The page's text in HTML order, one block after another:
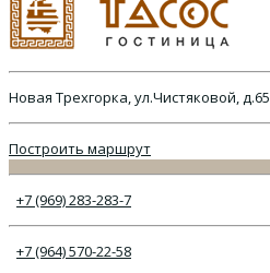
Новая Трехгорка, ул.Чистяковой, д.65
Построить маршрут
+7 (969) 283-283-7
+7 (964) 570-22-58